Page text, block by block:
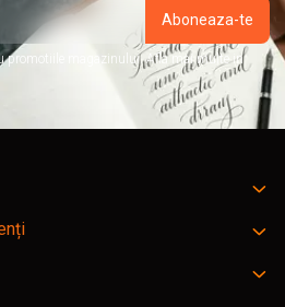
promotiile magazinului. Afla mai multe in